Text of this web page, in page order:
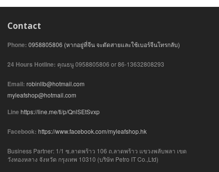
Contact
Phone: 0958805806 (หากอยู่ที่จีน จะตัดสายและใช้เบอร์จีนโทรกลับ)
24 Hours Hotline: คุณธนู 0958805806 or 86-13632808293
Email: robinllb@hotmail.com
myleafshop@hotmail.com
Line https://line.me/ti/p/QnlSEtSvxp
Facebook: https://www.facebook.com/myleafshop.hk
Business Partner: 1/1 ซ.ลาดพร้าว 106 ถ.ลาดพร้าว แขวงพลับพลา เขต
วังทองหลาง จังหวัด กรุงเทพ 10310 (บริษัท Petro IT Co.,Ltd)